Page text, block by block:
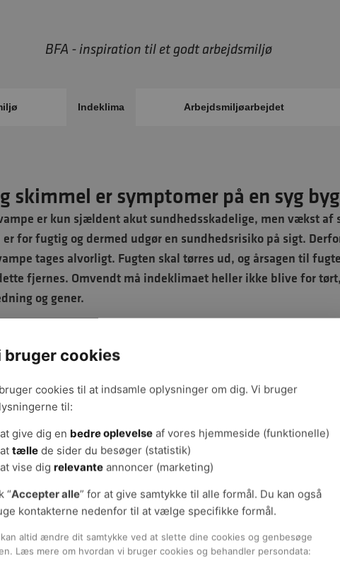
BFA - inspiration til et godt arbejdsmiljø
Indeklima Arbejdsmiljøarbejdet
skimmel er symptomer på en syg
er kun sjældent akut sundhedsskadelige, men vækst af
for fugtig og dermed udgør en sundhedsrisiko på sigt.
tages alvorligt. Fugten skal tørres ud, og årsagen til
fjernes. Omvendt må indeklimaet heller ikke blive for
og gener.
godt om fugt og skimmelsvampe Opdag
Forebyg fugt
må ikke blive for tør AMO's ansvar
- erfaringer om skimmel og fugt
bruger cookies
cookies til at indsamle oplysninger om dig. Vi bruger
til:
at give dig en bedre oplevelse af vores hjemmeside (funktionelle)
at tælle de sider du besøger (statistik)
at vise dig relevante annoncer (marketing)
“Accepter alle” for at give samtykke til alle formål. Du kan også
kontakterne nedenfor til at vælge specifikke formål.
kan altid ændre dit samtykke ved at slette dine cookies og genbesøge
Læs mere om hvordan vi bruger cookies og behandler persondata: